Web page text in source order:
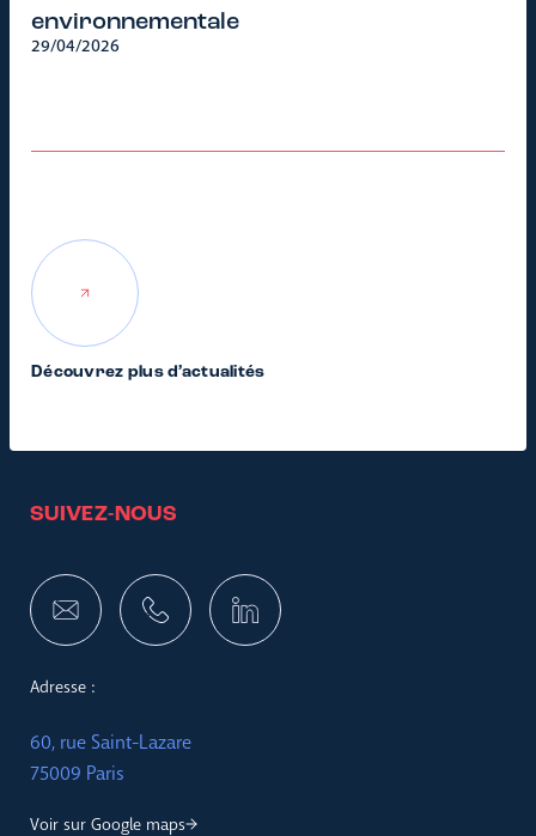
environnementale
29/04/2026
Découvrez plus d’actualités
SUIVEZ-NOUS
Adresse :
60, rue Saint-Lazare
75009 Paris
Voir sur Google maps